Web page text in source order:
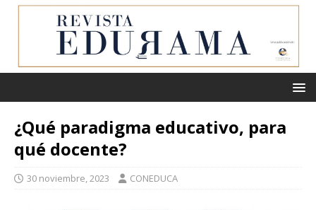
¿Qué paradigma educativo, para
qué docente?
30 noviembre, 2023 CONEDUCA